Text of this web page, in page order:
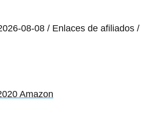
08-08 / Enlaces de afiliados
Amazon